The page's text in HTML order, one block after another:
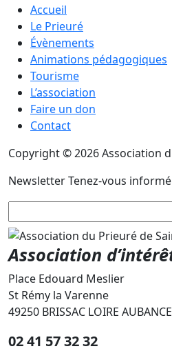
Accueil
Le Prieuré
Évènements
Animations pédagogiques
Tourisme
L’association
Faire un don
Contact
Copyright © 2026 Association
NewsletterTenez-vous
Association
Place Edouard Meslier
St Rémy la Varenne
49250 BRISSAC LOIRE AUBANCE
02 41 57 32 32